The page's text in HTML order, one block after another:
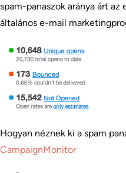
spam-panaszok aránya árt
általános e-mail
Hogyan néznek ki a spam
CampaignMonitor